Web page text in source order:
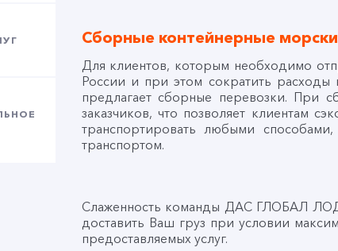
Сборные контейнерные
Для клиентов, которым необходимо
России и при этом сократить
предлагает сборные перевозки. При
заказчиков, что позволяет клиентам
транспортировать любыми
транспортом.
Слаженность команды ДАС ГЛОБАЛ
доставить Ваш груз при условии
предоставляемых услуг.